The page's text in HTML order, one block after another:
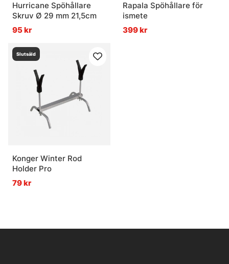
Hurricane Spöhållare
Skruv Ø 29 mm 21,5cm
95 kr
Rapala Spöhållare för
ismete
399 kr
Slutsåld
Konger Winter Rod
Holder Pro
79 kr